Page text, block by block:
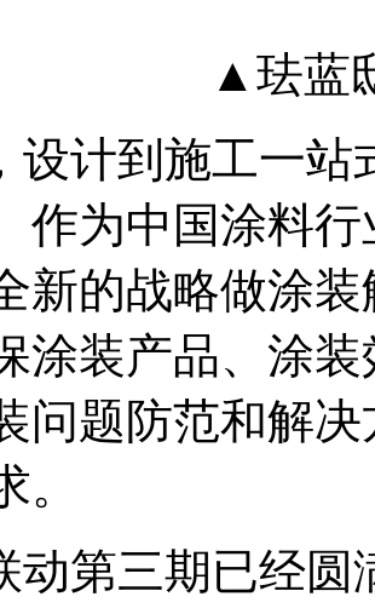
▲珐蓝
设计到施工一站
作为中国涂料
新的战略做涂
涂装产品、涂
问题防范和解
。
动第三期已经圆